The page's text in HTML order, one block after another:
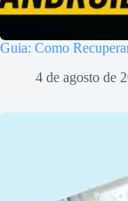
Guia: Como
4 de agosto de